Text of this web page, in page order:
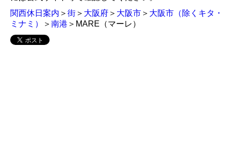
関西休日案内 ＞ 街 ＞ 大阪府 ＞ 大阪市 ＞ 大阪市（除くキタ・
ミナミ）
＞ 南港 ＞MARE（マーレ）